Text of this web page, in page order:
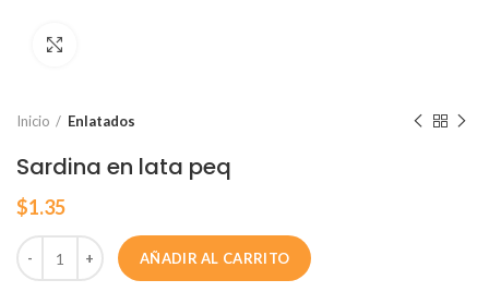
Inicio Enlatados
Sardina en lata peq
$1.35
AÑADIR AL CARRITO